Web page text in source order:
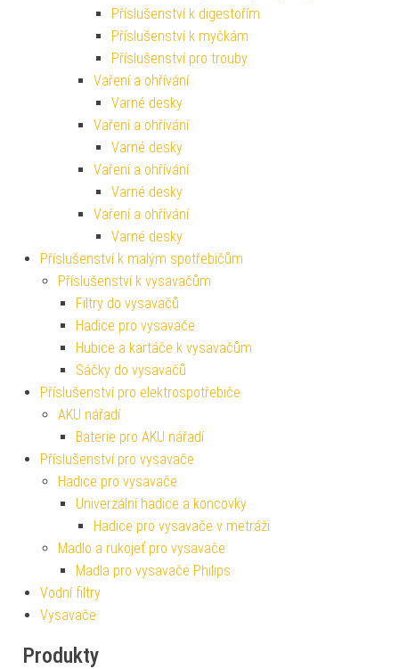
Příslušenství k digestořím
Příslušenství k myčkám
Příslušenství pro trouby
Vaření a ohřívání
Varné desky
Vaření a ohřívání
Varné desky
Vaření a ohřívání
Varné desky
Vaření a ohřívání
Varné desky
Příslušenství k malým spotřebičům
Příslušenství k vysavačům
Filtry do vysavačů
Hadice pro vysavače
Hubice a kartáče k vysavačům
Sáčky do vysavačů
Příslušenství pro elektrospotřebiče
AKU nářadí
Baterie pro AKU nářadí
Příslušenství pro vysavače
Hadice pro vysavače
Univerzální hadice a koncovky
Hadice pro vysavače v metráži
Madlo a rukojeť pro vysavače
Madla pro vysavače Philips
Vodní filtry
Vysavače
Produkty